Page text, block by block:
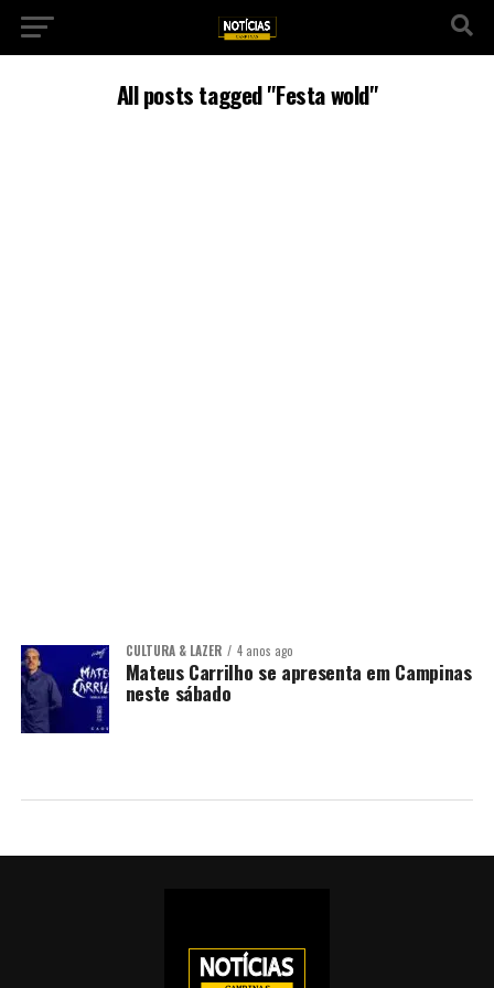
All posts tagged "Festa wold"
CULTURA & LAZER 4 anos ago
Mateus Carrilho se apresenta em Campinas
neste sábado